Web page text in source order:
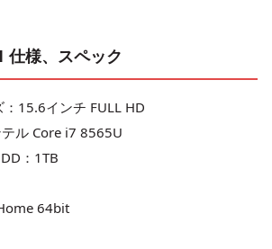
仕様、スペック
15.6インチ FULL HD
ル Core i7 8565U
：1TB
64bit